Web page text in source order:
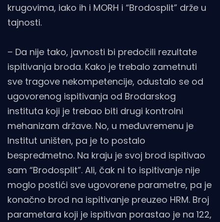
krugovima, iako ih i MORH i “Brodosplit” drže u
tajnosti.
– Da nije tako, javnosti bi predočili rezultate
ispitivanja broda. Kako je trebalo zametnuti
sve tragove nekompetencije, odustalo se od
ugovorenog ispitivanja od Brodarskog
instituta koji je trebao biti drugi kontrolni
mehanizam države. No, u međuvremenu je
Institut uništen, pa je to postalo
bespredmetno. Na kraju je svoj brod ispitivao
sam “Brodosplit”. Ali, čak ni to ispitivanje nije
moglo postići sve ugovorene parametre, pa je
konačno brod na ispitivanje preuzeo HRM. Broj
parametara koji je ispitivan porastao je na 122,